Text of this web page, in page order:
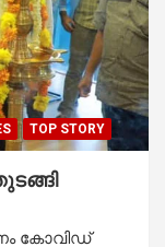
TOP STORY
കോവിഡ്